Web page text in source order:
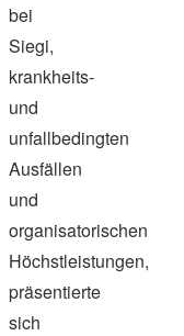
bei
Siegi,
krankheits-
und
unfallbedingten
Ausfällen
und
organisatorischen
Höchstleistungen,
präsentierte
sich